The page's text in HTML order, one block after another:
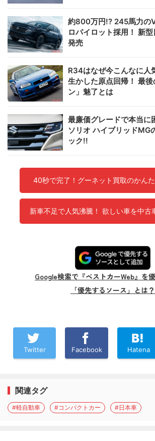
約800万円!? 245馬力の
ロパイロット採用！ 新
発売
R34はなぜ今こんなに人
生かした原点回帰！ 最
ン」魅了とは
最廉価グレードで本当
ソリオ ハイブリッドMG
ック!!
40秒で完了！グーネット買取のかん
新車不足で人気沸騰！ 欲しい車を中
Google検索で『ベストカーWeb』を
「優先するソース」とは？
Twitter Facebook Hatena
関連タグ
#軽自動車 #コンパクトカー #日本車